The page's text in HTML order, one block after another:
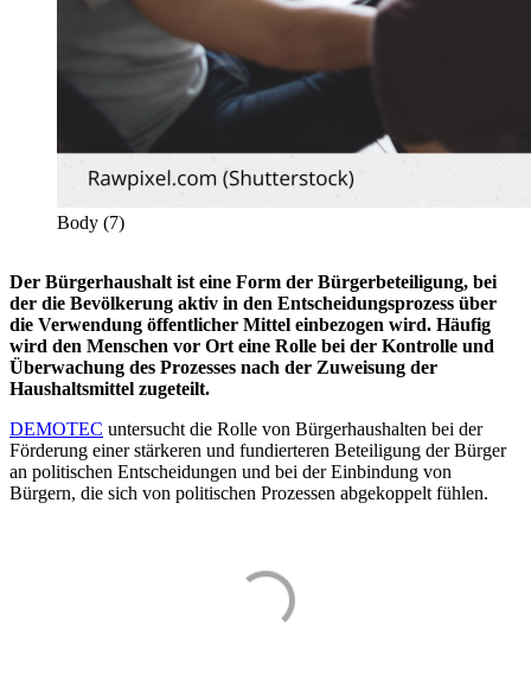
Body (7)
Der Bürgerhaushalt ist eine Form der Bürgerbeteiligung, bei
der die Bevölkerung aktiv in den Entscheidungsprozess über
die Verwendung öffentlicher Mittel einbezogen wird. Häufig
wird den Menschen vor Ort eine Rolle bei der Kontrolle und
Überwachung des Prozesses nach der Zuweisung der
Haushaltsmittel zugeteilt.
DEMOTEC untersucht die Rolle von Bürgerhaushalten bei der
Förderung einer stärkeren und fundierteren Beteiligung der Bürger
an politischen Entscheidungen und bei der Einbindung von
Bürgern, die sich von politischen Prozessen abgekoppelt fühlen.